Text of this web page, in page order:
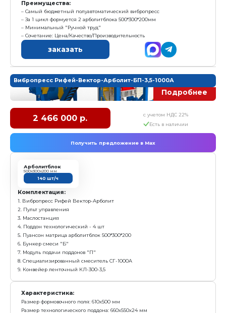
За 1 цикл формуется 2 арболитблока
Самый бюджетный вибропресс для выпуска
Полуавтоматическая подача поддонов в пресс
Высокое качество продукции за счет
вибрации и гравитационного пригруза»
заказать
Вибропресс Рифей-Вектор-Арболит-СП
1 904 000 р.
Арболитблок
500х300х200 мм
до 180 шт/ч
Комплектация:
1. Вибропресс Рифей Вектор-Арболит
2. Пульт управления